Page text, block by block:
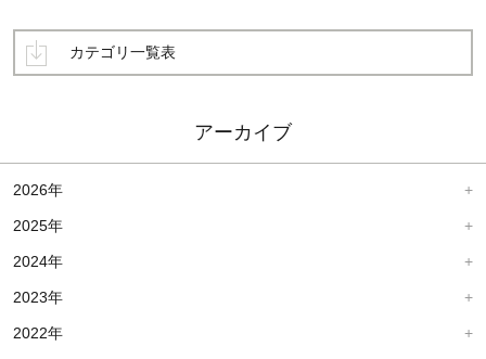
カテゴリ一覧表
アーカイブ
2026年
2025年
2024年
2023年
2022年